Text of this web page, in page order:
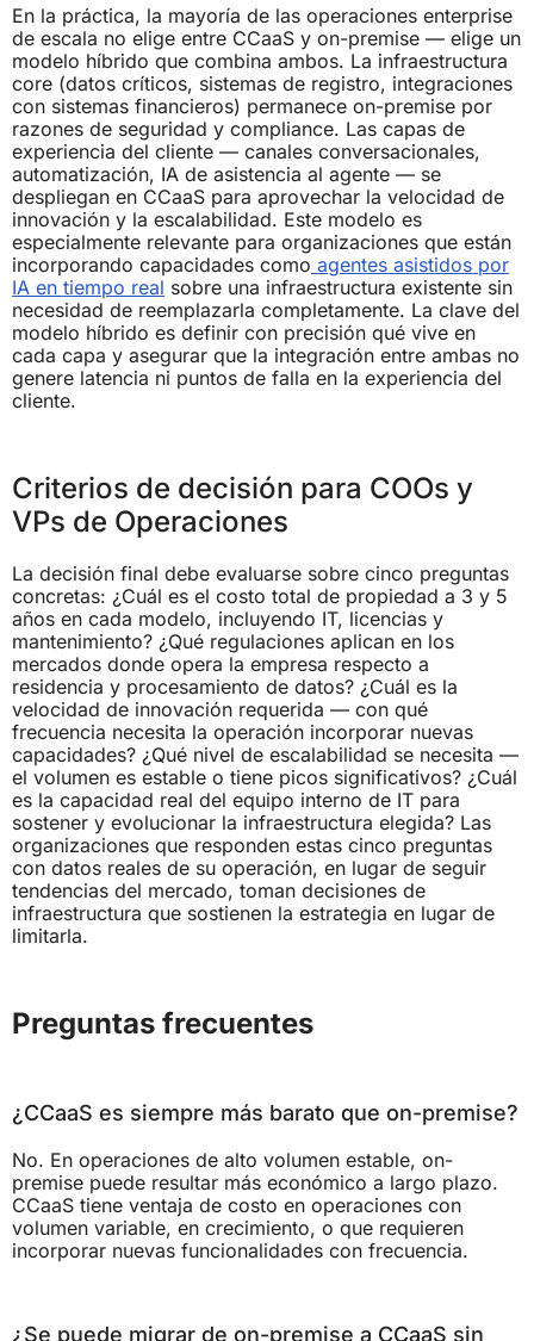
En la práctica, la mayoría de las operaciones enterprise
de escala no elige entre CCaaS y on-premise — elige un
modelo híbrido que combina ambos. La infraestructura
core (datos críticos, sistemas de registro, integraciones
con sistemas financieros) permanece on-premise por
razones de seguridad y compliance. Las capas de
experiencia del cliente — canales conversacionales,
automatización, IA de asistencia al agente — se
despliegan en CCaaS para aprovechar la velocidad de
innovación y la escalabilidad. Este modelo es
especialmente relevante para organizaciones que están
incorporando capacidades como agentes asistidos por
IA en tiempo real sobre una infraestructura existente sin
necesidad de reemplazarla completamente. La clave del
modelo híbrido es definir con precisión qué vive en
cada capa y asegurar que la integración entre ambas no
genere latencia ni puntos de falla en la experiencia del
cliente.
Criterios de decisión para COOs y
VPs de Operaciones
La decisión final debe evaluarse sobre cinco preguntas
concretas: ¿Cuál es el costo total de propiedad a 3 y 5
años en cada modelo, incluyendo IT, licencias y
mantenimiento? ¿Qué regulaciones aplican en los
mercados donde opera la empresa respecto a
residencia y procesamiento de datos? ¿Cuál es la
velocidad de innovación requerida — con qué
frecuencia necesita la operación incorporar nuevas
capacidades? ¿Qué nivel de escalabilidad se necesita —
el volumen es estable o tiene picos significativos? ¿Cuál
es la capacidad real del equipo interno de IT para
sostener y evolucionar la infraestructura elegida? Las
organizaciones que responden estas cinco preguntas
con datos reales de su operación, en lugar de seguir
tendencias del mercado, toman decisiones de
infraestructura que sostienen la estrategia en lugar de
limitarla.
Preguntas frecuentes
¿CCaaS es siempre más barato que on-premise?
No. En operaciones de alto volumen estable, on-
premise puede resultar más económico a largo plazo.
CCaaS tiene ventaja de costo en operaciones con
volumen variable, en crecimiento, o que requieren
incorporar nuevas funcionalidades con frecuencia.
¿Se puede migrar de on-premise a CCaaS sin